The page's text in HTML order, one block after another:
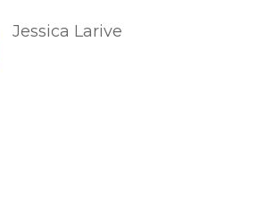
Jessica Larive